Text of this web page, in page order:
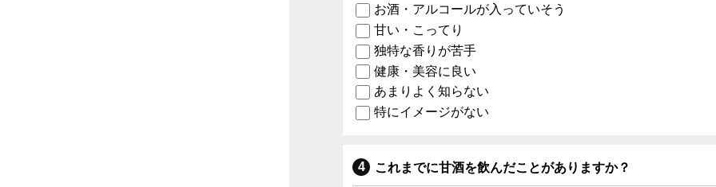
お酒・アルコールが入っていそう
甘い・こってり
独特な香りが苦手
健康・美容に良い
あまりよく知らない
特にイメージがない
これまでに甘酒を飲んだことがありますか？